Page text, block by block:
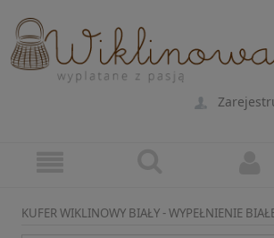
KUFER WIKLINOWY BIAŁY - WYPEŁNIENIE